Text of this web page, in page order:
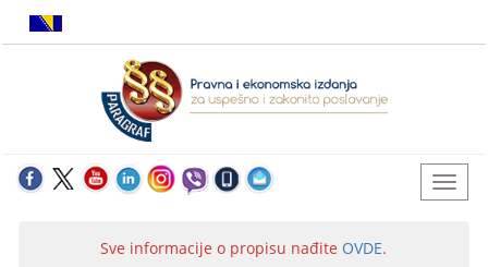
Sve informacije o propisu nađite OVDE.